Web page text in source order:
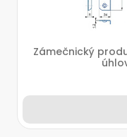
Zámečnický